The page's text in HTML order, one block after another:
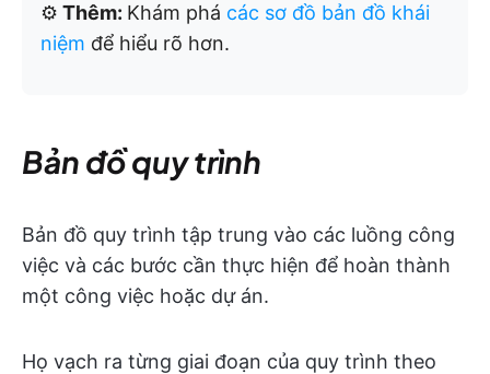
⚙️ Thêm: Khám phá các sơ đồ bản đồ khái
niệm để hiểu rõ hơn.
Bản đồ quy trình
Bản đồ quy trình tập trung vào các luồng công
việc và các bước cần thực hiện để hoàn thành
một công việc hoặc dự án.
Họ vạch ra từng giai đoạn của quy trình theo